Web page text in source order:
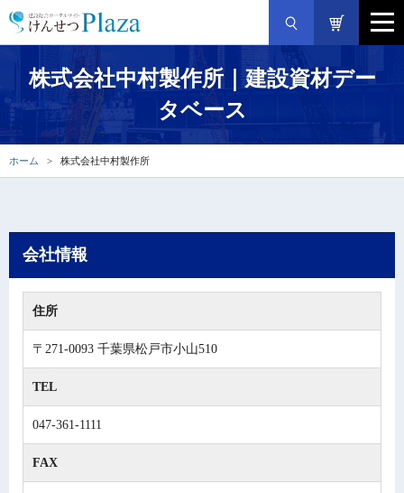
株式会社中村製作所｜建設資材デー
タベース
ホーム 株式会社中村製作所
会社情報
住所
〒271-0093 千葉県松戸市小山510
TEL
047-361-1111
FAX